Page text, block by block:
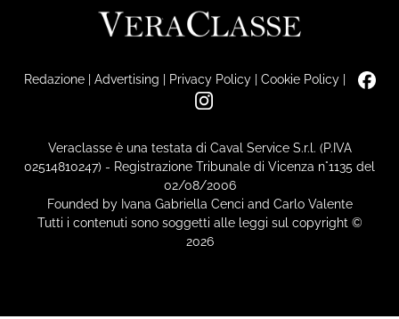
Redazione| Advertising | Privacy Policy| Cookie Policy|
Veraclasse è una testata di Caval Service S.r.l. (P.IVA
02514810247) - Registrazione Tribunale di Vicenza n°1135 del
02/08/2006
Founded by Ivana Gabriella Cenci and Carlo Valente
Tutti i contenuti sono soggetti alle leggi sul copyright ©
2026